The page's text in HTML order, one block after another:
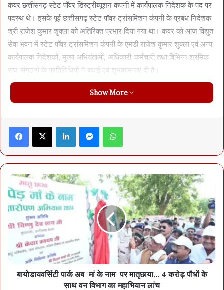
कंवर छत्तीसगढ़ स्टेट पॉवर डिस्ट्रीब्यूशन कंपनी में कार्यपालक निदेशक के पद पर
पदस्थ थे। इसके पूर्व छत्तीसगढ़ स्टेट पॉवर ट्रांसमिशन कंपनी के प्रबंध निदेशक
श्री राजेश कुमार शुक्ला को अतिरिक्त प्रभार दिया गया था। कंवर को आज विद्युत
सेवा भवन में स्टेट पाॅवर ट्रांसमिशन कंपनी के एमडी राजेश कुमार शुक्ला एवं अन्य
कार्यपालक निदेशकों, मुख्य अभियंताओं, अधिकारी-कर्मचारी तथा विभिन्न श्रमिक
संघ-संगठनों के प्रतिनिधियों ने बधाई एवं शुभकामनाएं दी हैं।
द स्तंभ को मिली जानकारी के मुताबिक भीमसिंह कंवर का संबंध सरगुजा इलाके में
मंडल के जमाने से विभाग में हैं। कंवलर बिलासपुर और दुर्ग क्षेत्रीय कार्यालय में
कार्यपालक निदेशक रह चुके हैं। वे 2022 में रायपुर मुख्यालय में ईडी संचालन-
संधारण में वे सीनियर मोस्ट हैं, इसलिए उन्हें प्रबंध संचालक के रूप में पदोन्नत
किया गया।
Show More
Facebook X LinkedIn
बायोडायवर्सिटी पार्क अब "मां के नाम" पर मातृछाया... 4 करोड़ पौधों के
साथ वन विभाग का महाभियान लांच